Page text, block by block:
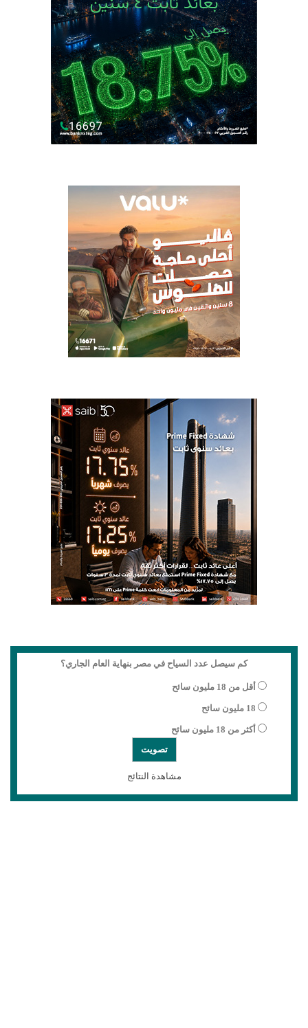
كم سيصل عدد السياح في مصر بنهاية العام الجاري؟
أقل من 18 مليون سائح
18 مليون سائح
أكثر من 18 مليون سائح
مشاهدة النتائج